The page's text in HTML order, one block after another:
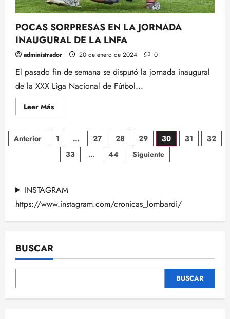
POCAS SORPRESAS EN LA JORNADA
INAUGURAL DE LA LNFA
administrador 20 de enero de 2024 0
El pasado fin de semana se disputó la jornada inaugural
de la XXX Liga Nacional de Fútbol...
Leer MásLeer
más
POCAS
SORPRESAS
EN
JORNADA
LA
LNFA
Paginación
entradas
Anterior 1 … 27 28 29 30 31
32
33
… 44 Siguiente
INSTAGRAM
https://www.instagram.com/cronicas_lombardi/
BUSCAR
BUSCAR